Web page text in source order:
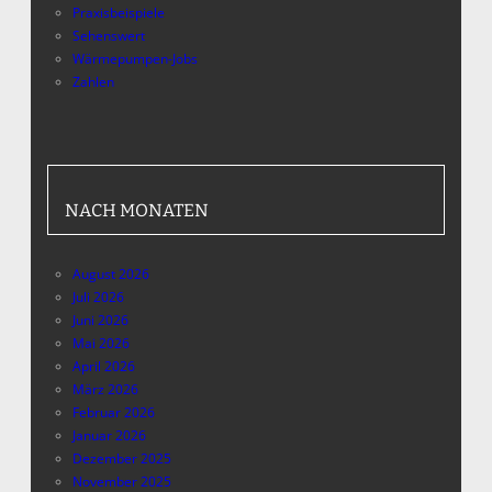
Praxisbeispiele
Sehenswert
Wärmepumpen-Jobs
Zahlen
NACH MONATEN
August 2026
Juli 2026
Juni 2026
Mai 2026
April 2026
März 2026
Februar 2026
Januar 2026
Dezember 2025
November 2025